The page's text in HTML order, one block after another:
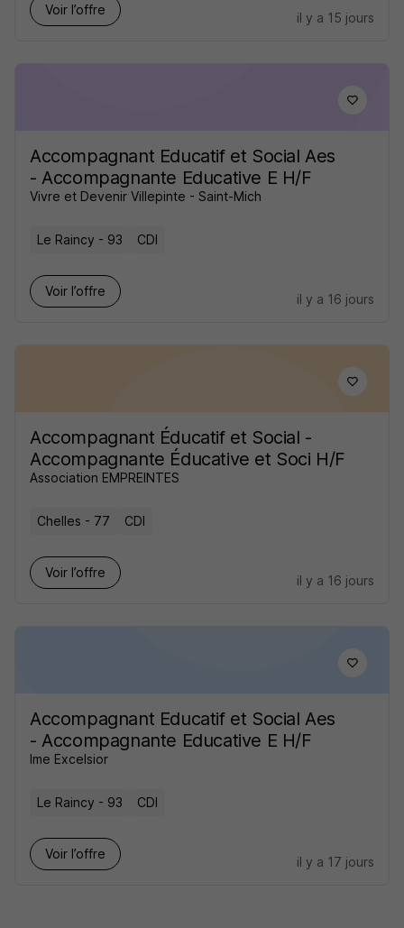
Voir l’offre
il y a 15 jours
Accompagnant Educatif et Social Aes
- Accompagnante Educative E H/F
Vivre et Devenir Villepinte - Saint-Mich
Le Raincy - 93 CDI
Voir l’offre
il y a 16 jours
Accompagnant Éducatif et Social -
Accompagnante Éducative et Soci H/F
Association EMPREINTES
Chelles - 77 CDI
Voir l’offre
il y a 16 jours
Accompagnant Educatif et Social Aes
- Accompagnante Educative E H/F
Ime Excelsior
Le Raincy - 93 CDI
Voir l’offre
il y a 17 jours